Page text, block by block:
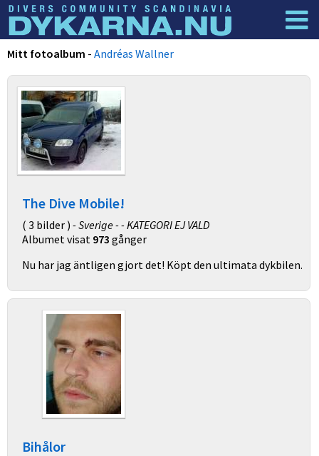
Dyknyheter
Mitt fotoalbum - Andréas Wallner
The Dive Mobile!
( 3 bilder ) - Sverige - - KATEGORI EJ VALD
Albumet visat 973 gånger
Nu har jag äntligen gjort det! Köpt den ultimata dykbilen.
Bihålor